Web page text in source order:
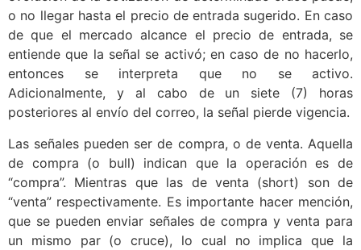
o no llegar hasta el precio de entrada sugerido. En caso
de que el mercado alcance el precio de entrada, se
entiende que la señal se activó; en caso de no hacerlo,
entonces se interpreta que no se activo.
Adicionalmente, y al cabo de un siete (7) horas
posteriores al envío del correo, la señal pierde vigencia.
Las señales pueden ser de compra, o de venta. Aquella
de compra (o bull) indican que la operación es de
“compra”. Mientras que las de venta (short) son de
“venta” respectivamente. Es importante hacer mención,
que se pueden enviar señales de compra y venta para
un mismo par (o cruce), lo cual no implica que la